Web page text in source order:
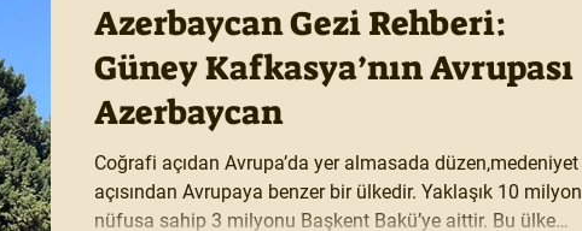
Azerbaycan Gezi Rehberi:
Güney Kafkasya’nın Avrupası
Azerbaycan
Coğrafi açıdan Avrupa’da yer almasada düzen,medeniyet
açısından Avrupaya benzer bir ülkedir. Yaklaşık 10 milyon
nüfusa sahip 3 milyonu Başkent Bakü’ye aittir. Bu ülke